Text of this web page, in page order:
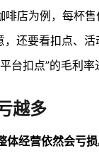
啡店为例，每杯
，还要看扣点、
扣点”的毛利率
越多
体经营依然会亏损